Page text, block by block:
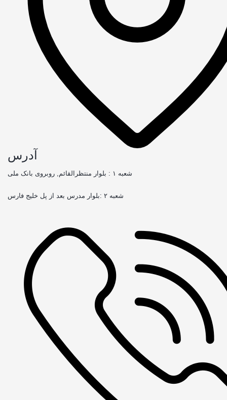
آدرس
شعبه ۱ : بلوار منتظرالقائم, روبروی بانک ملی
شعبه ۲ :بلوار مدرس بعد از پل خلیج فارس